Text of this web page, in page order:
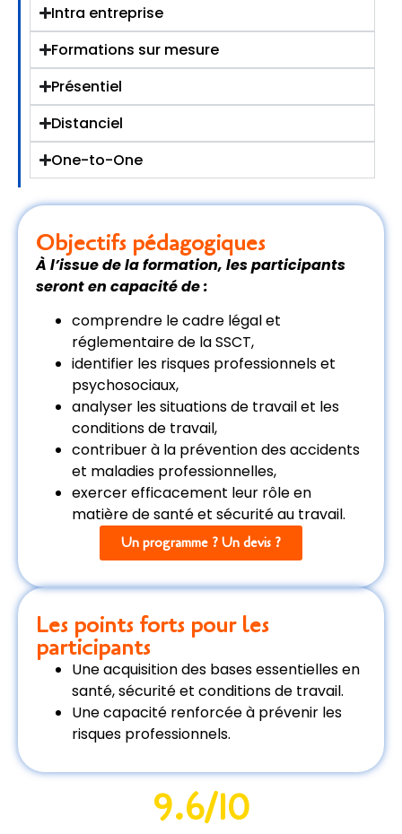
Intra entreprise
Formations sur mesure
Présentiel
Distanciel
One-to-One
Objectifs pédagogiques
À l’issue de la formation, les participants
seront en capacité de :
comprendre le cadre légal et
réglementaire de la SSCT,
identifier les risques professionnels et
psychosociaux,
analyser les situations de travail et les
conditions de travail,
contribuer à la prévention des accidents
et maladies professionnelles,
exercer efficacement leur rôle en
matière de santé et sécurité au travail.
Un programme ? Un devis ?
Les points forts pour les
participants
Une acquisition des bases essentielles en
santé, sécurité et conditions de travail.
Une capacité renforcée à prévenir les
risques professionnels.
9.6/10